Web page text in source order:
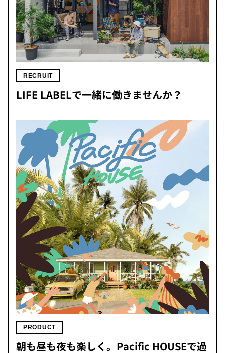
RECRUIT
LIFE LABELで一緒に働きませんか？
PRODUCT
朝も昼も夜も楽しく。Pacific HOUSEで過